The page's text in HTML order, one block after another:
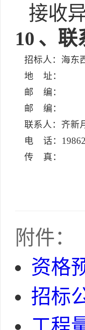
接收
10 、联
招标人：海东
地 址：
邮 编：
邮 编：
联系人：齐新
电 话：
传 真：
附件：
资格
招标